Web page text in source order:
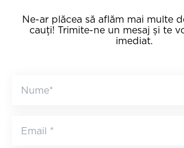
Ne-ar plăcea să aflăm mai multe
cauți! Trimite-ne un mesaj și te
imediat.